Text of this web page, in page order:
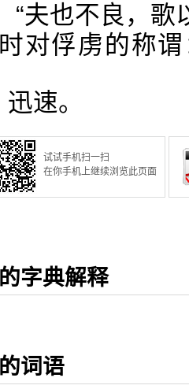
夫也不良，歌
对俘虏的称
速。
试试手机扫一扫
在你手机上继续浏览此页面
字典解释
词语